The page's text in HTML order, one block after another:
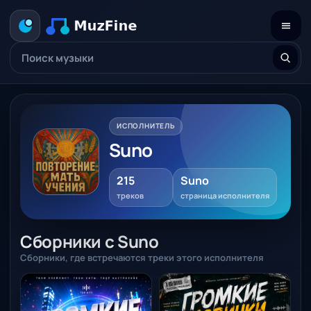
ИСПОЛНИТЕЛЬ
Suno
215
треков
Suno
страница исполнителя
Сборники с Suno
Сборники, где встречаются треки этого исполнителя